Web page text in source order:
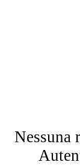
Nessuna